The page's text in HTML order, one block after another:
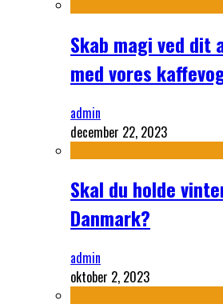
Skab magi ved dit
med vores
admin
december 22, 2023
Skal du holde
Danmark?
admin
oktober 2, 2023